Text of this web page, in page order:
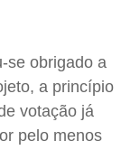
se obrigado a
a princípio
votação já
pelo menos